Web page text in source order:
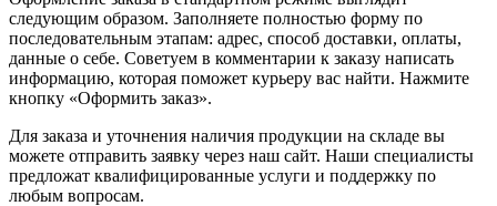
следующим образом. Заполняете полностью форму по
последовательным этапам: адрес, способ доставки, оплаты,
данные о себе. Советуем в комментарии к заказу написать
информацию, которая поможет курьеру вас найти. Нажмите
кнопку «Оформить заказ».
Для заказа и уточнения наличия продукции на складе вы
можете отправить заявку через наш сайт. Наши специалисты
предложат квалифицированные услуги и поддержку по
любым вопросам.